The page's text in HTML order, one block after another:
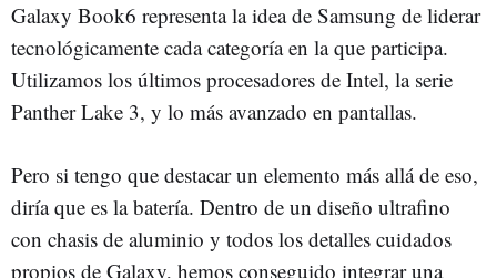
Galaxy Book6 representa la idea de Samsung de liderar
tecnológicamente cada categoría en la que participa.
Utilizamos los últimos procesadores de Intel, la serie
Panther Lake 3, y lo más avanzado en pantallas.
Pero si tengo que destacar un elemento más allá de eso,
diría que es la batería. Dentro de un diseño ultrafino
con chasis de aluminio y todos los detalles cuidados
propios de Galaxy, hemos conseguido integrar una